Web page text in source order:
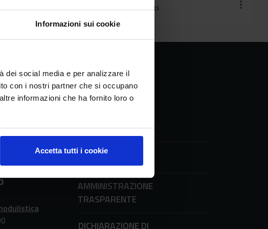
Informazioni sui cookie
dei social media e per analizzare il
con i nostri partner che si occupano
informazioni che ha fornito loro o
Accetta tutti i cookie
Superfici
AMMINISTRAZIONE
TRASPARENTE
DICHIARAZIONE DI